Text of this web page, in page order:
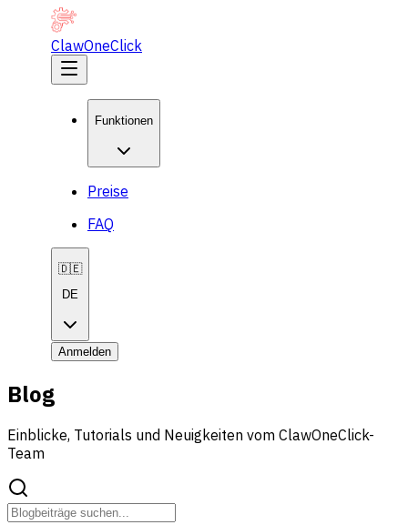
ClawOneClick
Funktionen
Preise
FAQ
🇩🇪
DE
Anmelden
Blog
Einblicke, Tutorials und Neuigkeiten vom ClawOneClick-
Team